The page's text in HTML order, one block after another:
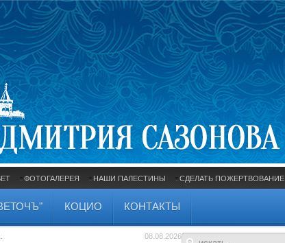
ФОТОГАЛЕРЕЯ НАШИ ПАЛЕСТИНЫ СДЕЛАТЬ ПОЖЕРТВОВАНИЕ
КОЦИО КОНТАКТЫ
08.08.2026